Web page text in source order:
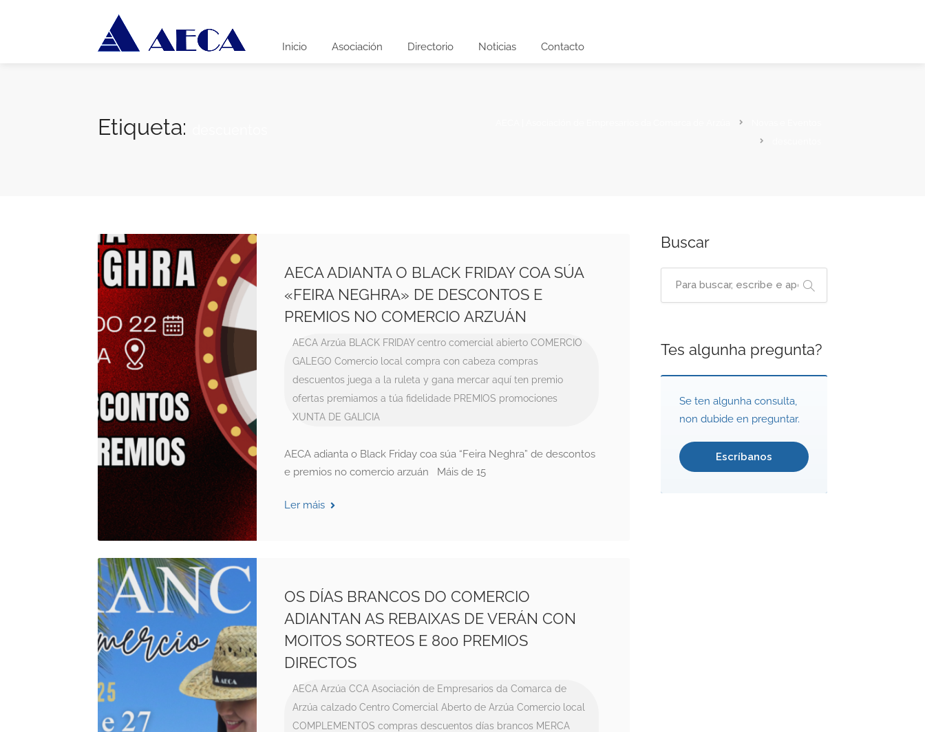
Inicio Asociación Directorio Noticias Contacto
Etiqueta:
AECA ADIANTA O BLACK FRIDAY COA SÚA
«FEIRA NEGHRA» DE DESCONTOS E
PREMIOS NO COMERCIO ARZUÁN
AECA Arzúa BLACK FRIDAY centro comercial abierto COMERCIO
GALEGO Comercio local compra con cabeza compras
descuentos juega a la ruleta y gana mercar aquí ten premio
ofertas premiamos a túa fidelidade PREMIOS promociones
XUNTA DE GALICIA
AECA adianta o Black Friday coa súa “Feira Neghra” de descontos
e premios no comercio arzuán Máis de 15
Ler máis
OS DÍAS BRANCOS DO COMERCIO
ADIANTAN AS REBAIXAS DE VERÁN CON
MOITOS SORTEOS E 800 PREMIOS
DIRECTOS
AECA Arzúa CCA Asociación de Empresarios da Comarca de
Arzúa calzado Centro Comercial Aberto de Arzúa Comercio local
COMPLEMENTOS compras descuentos días brancos MERCA
Buscar
Tes algunha pregunta?
Se ten algunha consulta,
non dubide en preguntar.
Escríbanos